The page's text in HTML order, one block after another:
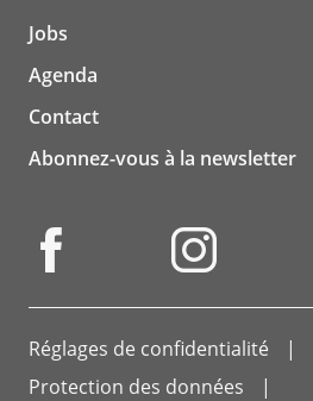
Jobs
Agenda
Contact
Abonnez-vous à la newsletter
Réglages de confidentialité
Protection des données